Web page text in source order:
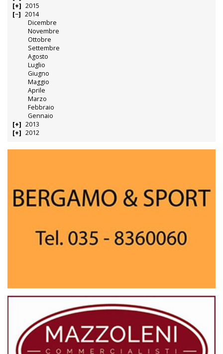
2015
2014
Dicembre
Novembre
Ottobre
Settembre
Agosto
Luglio
Giugno
Maggio
Aprile
Marzo
Febbraio
Gennaio
2013
2012